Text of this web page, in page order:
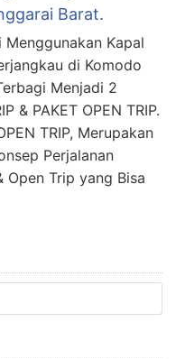
Barat.
Kapal
di Komodo
Menjadi 2
& PAKET OPEN TRIP.
TRIP, Merupakan
Perjalanan
Open Trip yang Bisa